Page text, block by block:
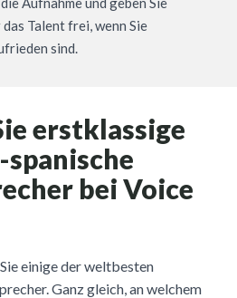
Talent frei, wenn Sie
sind.
erstklassige
bei Voice
einige der weltbesten
Ganz gleich, an welchem